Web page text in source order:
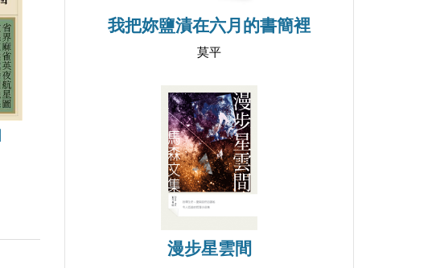
我把妳鹽漬在六月的書簡裡
莫平
漫步星雲間